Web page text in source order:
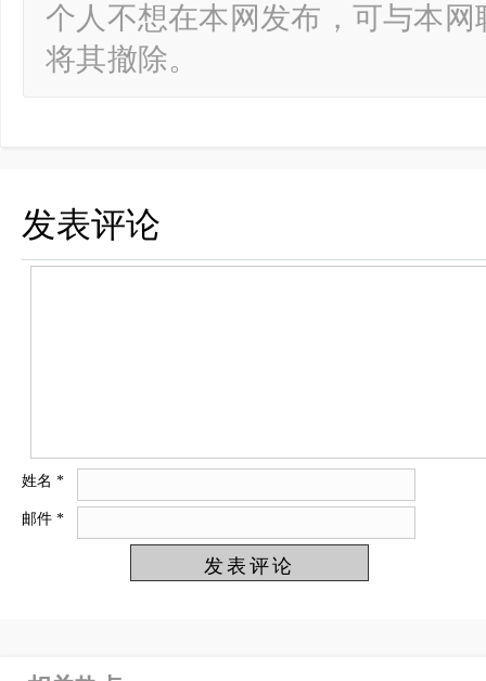
个人不想在本网发布，可与本
将其撤除。
发表评论
姓名 *
邮件 *